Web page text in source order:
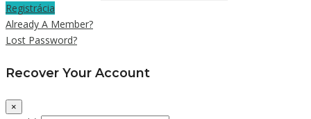
Registrácia
Already A Member?
Lost Password?
Recover Your Account
×